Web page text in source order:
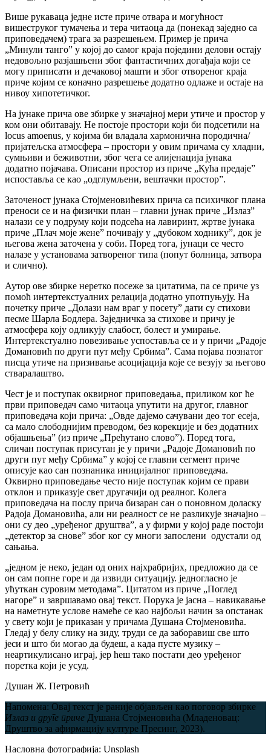
Више рукаваца једне исте приче отвара и могућност
вишеструког тумачења и тера читаоца да (понекад заједно са
приповедачем) трага за разрешењем. Пример је прича
„Минули танго” у којој до самог краја поједини делови остају
недовољно разјашњени због фантастичних догађаја који се
могу приписати и дечаковој машти и због отвореног краја
приче којим се коначно разрешење додатно одлаже и остаје на
нивоу хипотетичког.
На јунаке прича ове збирке у значајној мери утиче и простор у
ком они обитавају. Не постоје простори који би подсетили на
locus amoenus, у којима би владала хармонична породична/
пријатељска атмосфера – простори у овим причама су хладни,
сумњиви и беживотни, због чега се алијенација јунака
додатно појачава. Описани простор из приче „Кућа предаје”
испоставља се као „одглумљени, вештачки простор”.
Заточеност јунака Стојменовићевих прича са психичког плана
преноси се и на физички план – главни јунак приче „Излаз”
налази се у подруму који подсећа на лавиринт, жртве јунака
приче „Плач моје жене” почивају у „дубоком ходнику”, док је
његова жена заточена у соби. Поред тога, јунаци се често
налазе у установама затвореног типа (попут болница, затвора
и слично).
Аутор ове збирке неретко посеже за цитатима, па се приче уз
помоћ интертекстуалних релација додатно употпуњују. На
почетку приче „Долази нам враг у посету” дати су стихови
песме Шарла Бодлера. Заједничка за стихове и причу је
атмосфера коју одликују слабост, болест и умирање.
Интертекстуално повезивање успоставља се и у причи „Радоје
Домановић по други пут међу Србима”. Сама појава познатог
писца утиче на призивање асоцијација које се везују за његово
стваралаштво.
Чест је и поступак оквирног приповедања, приликом ког ће
први приповедач само читаоца упутити на другог, главног
приповедача који прича: „Овде дајемо сачувани део тог есеја,
са мало слободнијим преводом, без корекције и без додатних
објашњења” (из приче „Прећутано слово”). Поред тога,
сличан поступак присутан је у причи „Радоје Домановић по
други пут међу Србима” у којој се главни сегмент приче
описује као сан познаника иницијалног приповедача.
Оквирно приповедање често није поступак којим се прави
отклон и приказује свет другачији од реалног. Колега
приповедача на послу прича бизаран сан о поновном доласку
Радоја Домановића, али ни реалност се не разликује значајно –
они су део „уређеног друштва”, а у фирми у којој раде постоји
„детектор за снове” због ког су многи запослени одустали од
сањања.
„једном је неко, један од оних најхрабријих, предложио да се
он сам попне горе и да извиди ситуацију. једногласно је
ућуткан суровим методама”. Цитатом из приче „Поглед
нагоре” и завршавамо овај текст. Порука је јасна – навикавање
на наметнуте услове намеће се као најбољи начин за опстанак
у свету који је приказан у причама Душана Стојменовића.
Гледај у белу слику на зиду, труди се да заборавиш све што
јеси и што би могао да будеш, а када пусте музику –
неартикулисано играј, јер ћеш тако постати део уређеног
поретка који је усуд.
Душан Ж. Петровић
Напомена: Овај текст је раније објављен као поговор збирке
Излаз и друге приче Душана Стојменовића (Младеновац:
Друштво за афирмацију културе Пресинг, 2023).
Насловна фотографија: Unsplash